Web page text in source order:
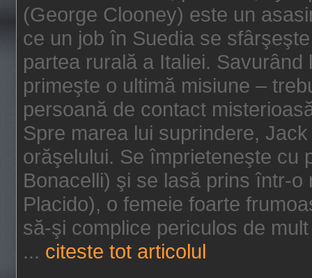
(George Clooney) este un
ce un job în Suedia se
partea rurală a Italiei.
primeşte o ultimă misiune –
persoană de contact
Spre marea lui suprindere,
orăşelului. Se împrieteneşte cu
Bonacelli) şi se lasă prins într-
Placido), o femeie foarte
să-şi complice periculos de
... citeste tot articolul